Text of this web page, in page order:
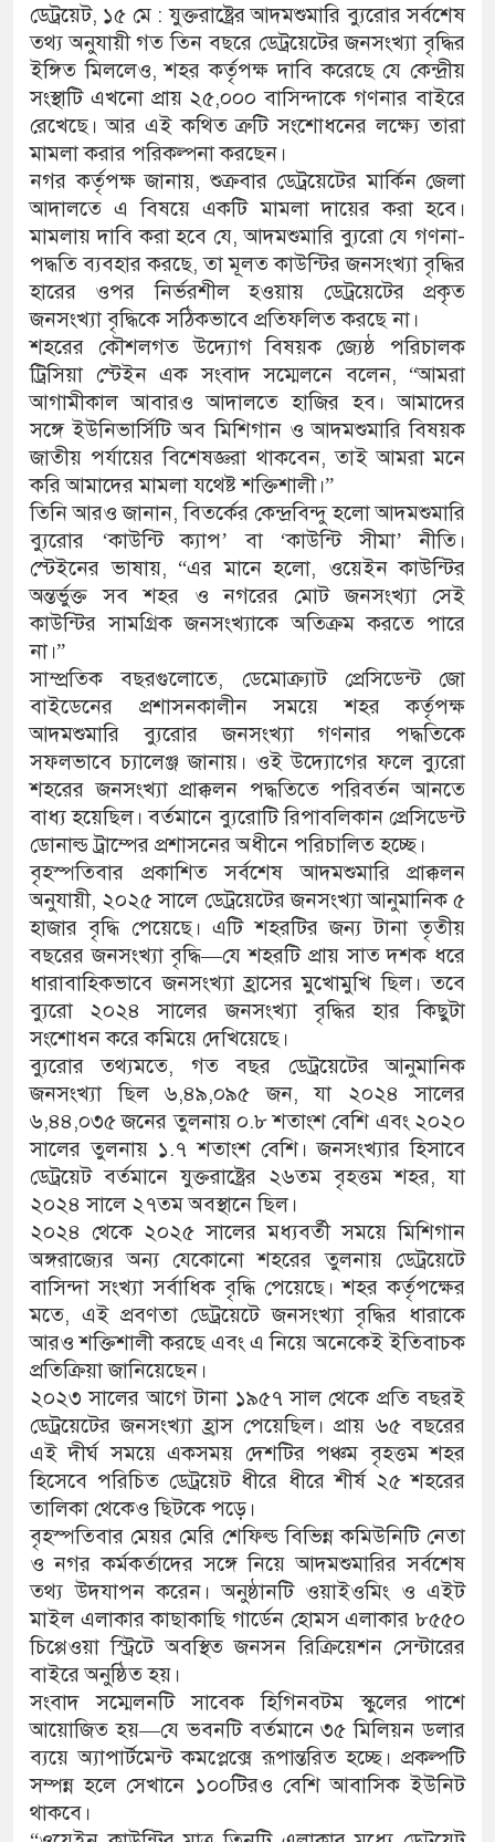
ডেট্রয়েট, ১৫ মে : যুক্তরাষ্ট্রের আদমশুমারি ব্যুরোর সর্বশেষ
তথ্য অনুযায়ী গত তিন বছরে ডেট্রয়েটের জনসংখ্যা বৃদ্ধির
ইঙ্গিত মিললেও, শহর কর্তৃপক্ষ দাবি করেছে যে কেন্দ্রীয়
সংস্থাটি এখনো প্রায় ২৫,০০০ বাসিন্দাকে গণনার বাইরে
রেখেছে। আর এই কথিত ত্রুটি সংশোধনের লক্ষ্যে তারা
মামলা করার পরিকল্পনা করছেন।
নগর কর্তৃপক্ষ জানায়, শুক্রবার ডেট্রয়েটের মার্কিন জেলা
আদালতে এ বিষয়ে একটি মামলা দায়ের করা হবে।
মামলায় দাবি করা হবে যে, আদমশুমারি ব্যুরো যে গণনা-
পদ্ধতি ব্যবহার করছে, তা মূলত কাউন্টির জনসংখ্যা বৃদ্ধির
হারের ওপর নির্ভরশীল হওয়ায় ডেট্রয়েটের প্রকৃত
জনসংখ্যা বৃদ্ধিকে সঠিকভাবে প্রতিফলিত করছে না।
শহরের কৌশলগত উদ্যোগ বিষয়ক জ্যেষ্ঠ পরিচালক
ট্রিসিয়া স্টেইন এক সংবাদ সম্মেলনে বলেন, “আমরা
আগামীকাল আবারও আদালতে হাজির হব। আমাদের
সঙ্গে ইউনিভার্সিটি অব মিশিগান ও আদমশুমারি বিষয়ক
জাতীয় পর্যায়ের বিশেষজ্ঞরা থাকবেন, তাই আমরা মনে
করি আমাদের মামলা যথেষ্ট শক্তিশালী।”
তিনি আরও জানান, বিতর্কের কেন্দ্রবিন্দু হলো আদমশুমারি
ব্যুরোর ‘কাউন্টি ক্যাপ’ বা ‘কাউন্টি সীমা’ নীতি।
স্টেইনের ভাষায়, “এর মানে হলো, ওয়েইন কাউন্টির
অন্তর্ভুক্ত সব শহর ও নগরের মোট জনসংখ্যা সেই
কাউন্টির সামগ্রিক জনসংখ্যাকে অতিক্রম করতে পারে
না।”
সাম্প্রতিক বছরগুলোতে, ডেমোক্র্যাট প্রেসিডেন্ট জো
বাইডেনের প্রশাসনকালীন সময়ে শহর কর্তৃপক্ষ
আদমশুমারি ব্যুরোর জনসংখ্যা গণনার পদ্ধতিকে
সফলভাবে চ্যালেঞ্জ জানায়। ওই উদ্যোগের ফলে ব্যুরো
শহরের জনসংখ্যা প্রাক্কলন পদ্ধতিতে পরিবর্তন আনতে
বাধ্য হয়েছিল। বর্তমানে ব্যুরোটি রিপাবলিকান প্রেসিডেন্ট
ডোনাল্ড ট্রাম্পের প্রশাসনের অধীনে পরিচালিত হচ্ছে।
বৃহস্পতিবার প্রকাশিত সর্বশেষ আদমশুমারি প্রাক্কলন
অনুযায়ী, ২০২৫ সালে ডেট্রয়েটের জনসংখ্যা আনুমানিক ৫
হাজার বৃদ্ধি পেয়েছে। এটি শহরটির জন্য টানা তৃতীয়
বছরের জনসংখ্যা বৃদ্ধি—যে শহরটি প্রায় সাত দশক ধরে
ধারাবাহিকভাবে জনসংখ্যা হ্রাসের মুখোমুখি ছিল। তবে
ব্যুরো ২০২৪ সালের জনসংখ্যা বৃদ্ধির হার কিছুটা
সংশোধন করে কমিয়ে দেখিয়েছে।
ব্যুরোর তথ্যমতে, গত বছর ডেট্রয়েটের আনুমানিক
জনসংখ্যা ছিল ৬,৪৯,০৯৫ জন, যা ২০২৪ সালের
৬,৪৪,০৩৫ জনের তুলনায় ০.৮ শতাংশ বেশি এবং ২০২০
সালের তুলনায় ১.৭ শতাংশ বেশি। জনসংখ্যার হিসাবে
ডেট্রয়েট বর্তমানে যুক্তরাষ্ট্রের ২৬তম বৃহত্তম শহর, যা
২০২৪ সালে ২৭তম অবস্থানে ছিল।
২০২৪ থেকে ২০২৫ সালের মধ্যবর্তী সময়ে মিশিগান
অঙ্গরাজ্যের অন্য যেকোনো শহরের তুলনায় ডেট্রয়েটে
বাসিন্দা সংখ্যা সর্বাধিক বৃদ্ধি পেয়েছে। শহর কর্তৃপক্ষের
মতে, এই প্রবণতা ডেট্রয়েটে জনসংখ্যা বৃদ্ধির ধারাকে
আরও শক্তিশালী করছে এবং এ নিয়ে অনেকেই ইতিবাচক
প্রতিক্রিয়া জানিয়েছেন।
২০২৩ সালের আগে টানা ১৯৫৭ সাল থেকে প্রতি বছরই
ডেট্রয়েটের জনসংখ্যা হ্রাস পেয়েছিল। প্রায় ৬৫ বছরের
এই দীর্ঘ সময়ে একসময় দেশটির পঞ্চম বৃহত্তম শহর
হিসেবে পরিচিত ডেট্রয়েট ধীরে ধীরে শীর্ষ ২৫ শহরের
তালিকা থেকেও ছিটকে পড়ে।
বৃহস্পতিবার মেয়র মেরি শেফিল্ড বিভিন্ন কমিউনিটি নেতা
ও নগর কর্মকর্তাদের সঙ্গে নিয়ে আদমশুমারির সর্বশেষ
তথ্য উদযাপন করেন। অনুষ্ঠানটি ওয়াইওমিং ও এইট
মাইল এলাকার কাছাকাছি গার্ডেন হোমস এলাকার ৮৫৫০
চিপ্পেওয়া স্ট্রিটে অবস্থিত জনসন রিক্রিয়েশন সেন্টারের
বাইরে অনুষ্ঠিত হয়।
সংবাদ সম্মেলনটি সাবেক হিগিনবটম স্কুলের পাশে
আয়োজিত হয়—যে ভবনটি বর্তমানে ৩৫ মিলিয়ন ডলার
ব্যয়ে অ্যাপার্টমেন্ট কমপ্লেক্সে রূপান্তরিত হচ্ছে। প্রকল্পটি
সম্পন্ন হলে সেখানে ১০০টিরও বেশি আবাসিক ইউনিট
থাকবে।